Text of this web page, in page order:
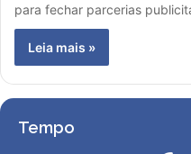
para fechar parcerias
Leia mais »
Tempo